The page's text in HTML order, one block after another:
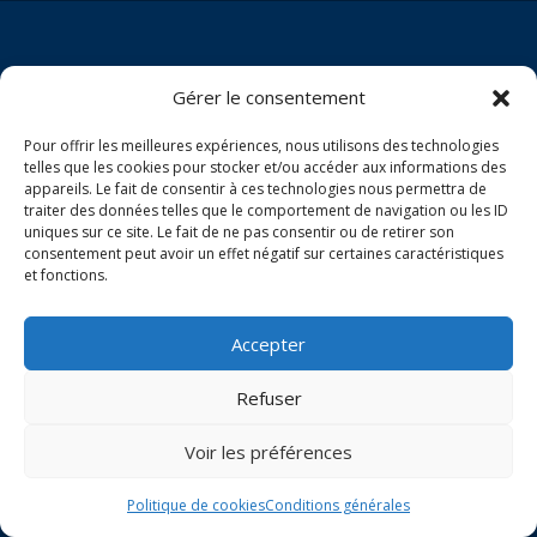
Gérer le consentement
Pour offrir les meilleures expériences, nous utilisons des technologies
telles que les cookies pour stocker et/ou accéder aux informations des
appareils. Le fait de consentir à ces technologies nous permettra de
traiter des données telles que le comportement de navigation ou les ID
uniques sur ce site. Le fait de ne pas consentir ou de retirer son
consentement peut avoir un effet négatif sur certaines caractéristiques
et fonctions.
Accepter
Refuser
Voir les préférences
Politique de cookiesConditions générales